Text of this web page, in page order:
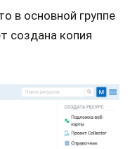
в основной группе
создана копия